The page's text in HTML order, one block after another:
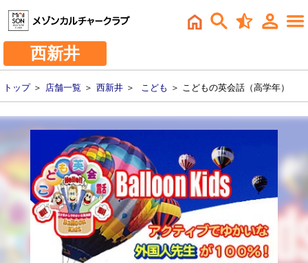
西新井
トップ＞ 店舗一覧 ＞ 西新井 ＞ こども ＞ こどもの英会話（高学年）